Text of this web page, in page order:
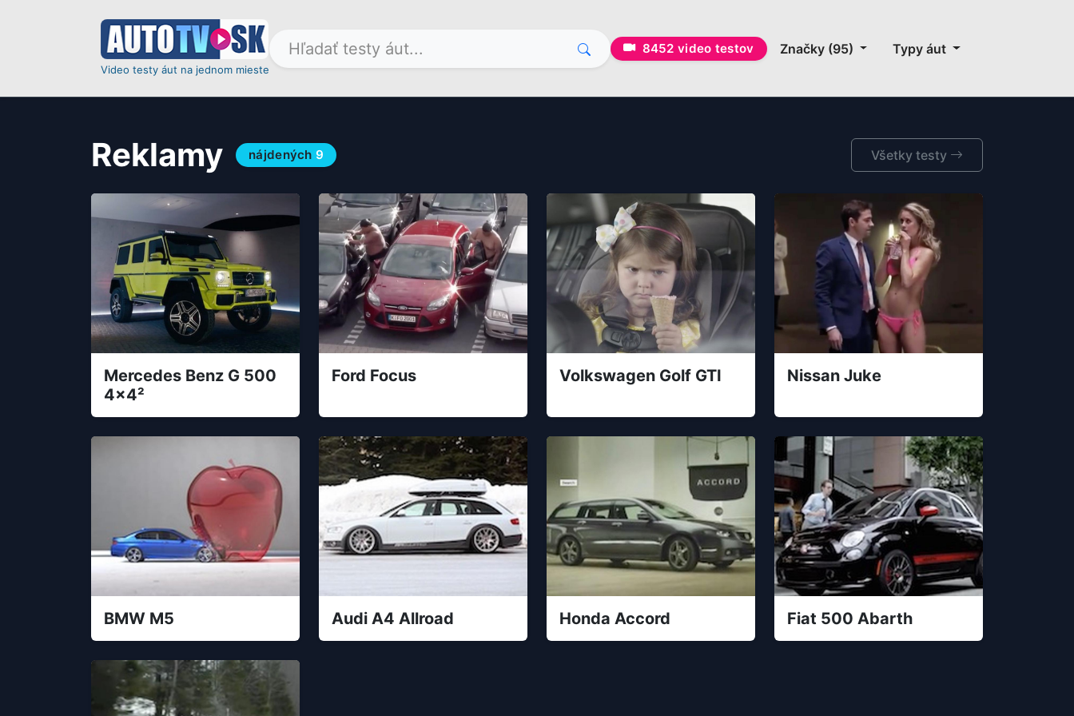
Video testy áut na jednom mieste
8452 video testov Značky (95) Typy áut
Reklamy nájdených9 Všetky testy
Mercedes Benz G 500
4x4²
Ford Focus Volkswagen Golf GTI Nissan Juke
BMW M5 Audi A4 Allroad Honda Accord Fiat 500 Abarth